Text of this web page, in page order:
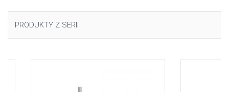
PRODUKTY Z SERII